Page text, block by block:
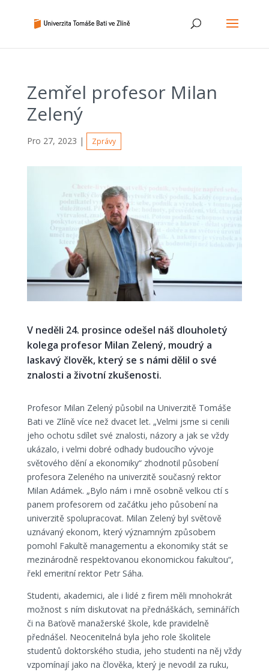
Zemřel profesor Milan
Zelený
Pro 27, 2023 | Zprávy
V neděli 24. prosince odešel náš dlouholetý
kolega profesor Milan Zelený, moudrý a
laskavý člověk, který se s námi dělil o své
znalosti a životní zkušenosti.
Profesor Milan Zelený působil na Univerzitě Tomáše
Bati ve Zlíně více než dvacet let. „Velmi jsme si cenili
jeho ochotu sdílet své znalosti, názory a jak se vždy
ukázalo, i velmi dobré odhady budoucího vývoje
světového dění a ekonomiky“ zhodnotil působení
profesora Zeleného na univerzitě současný rektor
Milan Adámek. „Bylo nám i mně osobně velkou ctí s
panem profesorem od začátku jeho působení na
univerzitě spolupracovat. Milan Zelený byl světově
uznávaný ekonom, který významným způsobem
pomohl Fakultě managementu a ekonomiky stát se
mezinárodně respektovanou ekonomickou fakultou“,
řekl emeritní rektor Petr Sáha.
Studenti, akademici, ale i lidé z firem měli mnohokrát
možnost s ním diskutovat na přednáškách, seminářích
či na Baťově manažerské škole, kde pravidelně
přednášel. Neocenitelná byla jeho role školitele
studentů doktorského studia, jeho studenti na něj vždy
vzpomínají jako na člověka, který je nevodil za ruku,